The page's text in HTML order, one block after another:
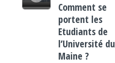
Comment se
portent les
Etudiants de
l’Université du
Maine ?